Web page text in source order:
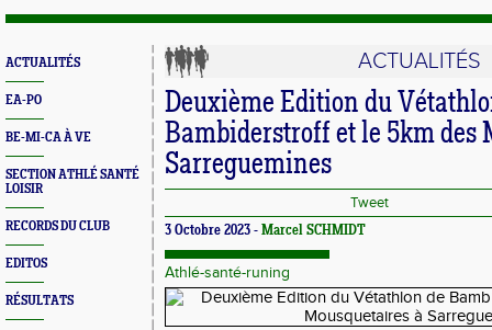
ACTUALITÉS
EA-PO
BE-MI-CA À VE
SECTION ATHLÉ SANTÉ
LOISIR
RECORDS DU CLUB
EDITOS
RÉSULTATS
ACTUALITÉS
Deuxième Edition du
Bambiderstroff et le 5km des
Sarreguemines
Tweet
3 Octobre 2023 - Marcel SCHMIDT
Athlé-santé-runing